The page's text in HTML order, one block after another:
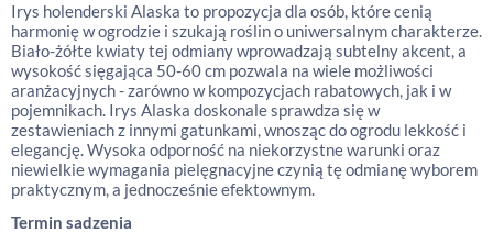
Irys holenderski Alaska to propozycja dla osób, które cenią
harmonię w ogrodzie i szukają roślin o uniwersalnym charakterze.
Biało-żółte kwiaty tej odmiany wprowadzają subtelny akcent, a
wysokość sięgająca 50-60 cm pozwala na wiele możliwości
aranżacyjnych - zarówno w kompozycjach rabatowych, jak i w
pojemnikach. Irys Alaska doskonale sprawdza się w
zestawieniach z innymi gatunkami, wnosząc do ogrodu lekkość i
elegancję. Wysoka odporność na niekorzystne warunki oraz
niewielkie wymagania pielęgnacyjne czynią tę odmianę wyborem
praktycznym, a jednocześnie efektownym.
Termin sadzenia